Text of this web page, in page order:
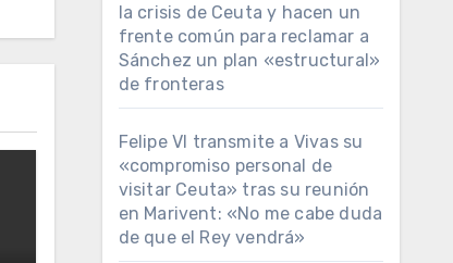
la crisis de Ceuta y hacen un
frente común para reclamar a
Sánchez un plan «estructural»
de fronteras
Felipe VI transmite a Vivas su
«compromiso personal de
visitar Ceuta» tras su reunión
en Marivent: «No me cabe duda
de que el Rey vendrá»